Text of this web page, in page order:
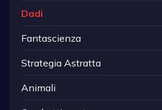
Dadi
Fantascienza
Strategia Astratta
Animali